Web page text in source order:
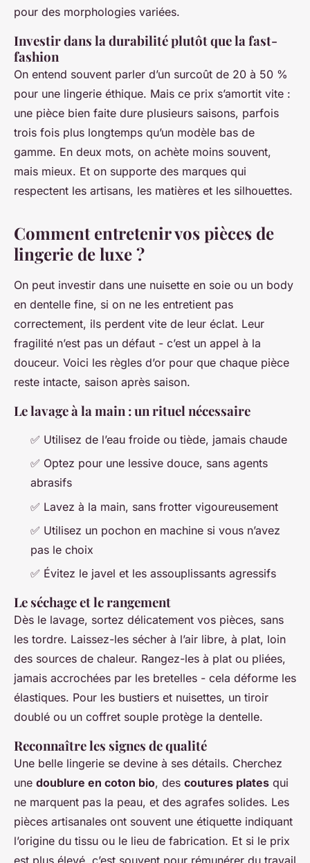
pour des morphologies variées.
Investir dans la durabilité plutôt que la fast-
fashion
On entend souvent parler d’un surcoût de 20 à 50 %
pour une lingerie éthique. Mais ce prix s’amortit vite :
une pièce bien faite dure plusieurs saisons, parfois
trois fois plus longtemps qu’un modèle bas de
gamme. En deux mots, on achète moins souvent,
mais mieux. Et on supporte des marques qui
respectent les artisans, les matières et les silhouettes.
Comment entretenir vos pièces de
lingerie de luxe ?
On peut investir dans une nuisette en soie ou un body
en dentelle fine, si on ne les entretient pas
correctement, ils perdent vite de leur éclat. Leur
fragilité n’est pas un défaut - c’est un appel à la
douceur. Voici les règles d’or pour que chaque pièce
reste intacte, saison après saison.
Le lavage à la main : un rituel nécessaire
✅ Utilisez de l’eau froide ou tiède, jamais chaude
✅ Optez pour une lessive douce, sans agents
abrasifs
✅ Lavez à la main, sans frotter vigoureusement
✅ Utilisez un pochon en machine si vous n’avez
pas le choix
✅ Évitez le javel et les assouplissants agressifs
Le séchage et le rangement
Dès le lavage, sortez délicatement vos pièces, sans
les tordre. Laissez-les sécher à l’air libre, à plat, loin
des sources de chaleur. Rangez-les à plat ou pliées,
jamais accrochées par les bretelles - cela déforme les
élastiques. Pour les bustiers et nuisettes, un tiroir
doublé ou un coffret souple protège la dentelle.
Reconnaître les signes de qualité
Une belle lingerie se devine à ses détails. Cherchez
une doublure en coton bio, des coutures plates qui
ne marquent pas la peau, et des agrafes solides. Les
pièces artisanales ont souvent une étiquette indiquant
l’origine du tissu ou le lieu de fabrication. Et si le prix